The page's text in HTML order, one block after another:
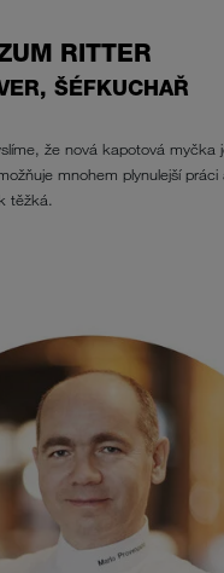
RITTER
ŠÉFKUCHAŘ
že nová kapotová myčka
mnohem plynulejší práci
těžká.